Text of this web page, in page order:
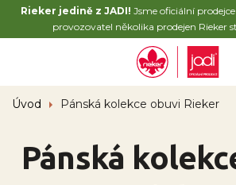
Rieker jedině z JADI! Jsme oficiální
provozovatel několika prodejen Rieker
Úvod Pánská kolekce obuvi Rieker
Pánská